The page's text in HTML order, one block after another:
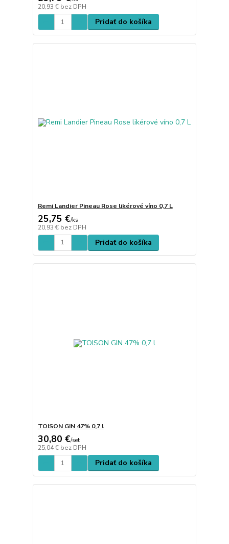
20,93 € bez DPH
Pridať do košíka
Remi Landier Pineau Rose likérové víno 0,7 L
25,75 €/ks
20,93 € bez DPH
Pridať do košíka
TOISON GIN 47% 0,7 l
30,80 €/set
25,04 € bez DPH
Pridať do košíka